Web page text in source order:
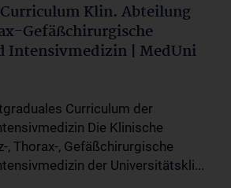
Klin. Abteilung
Gefäßchirurgische
Intensivmedizin | MedUni
Curriculum der
Die Klinische
, Thorax-, Gefäßchirurgische
der Universitätskli...